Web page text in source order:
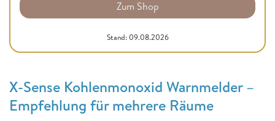
Zum Shop
Stand: 09.08.2026
X-Sense Kohlenmonoxid Warnmelder –
Empfehlung für mehrere Räume